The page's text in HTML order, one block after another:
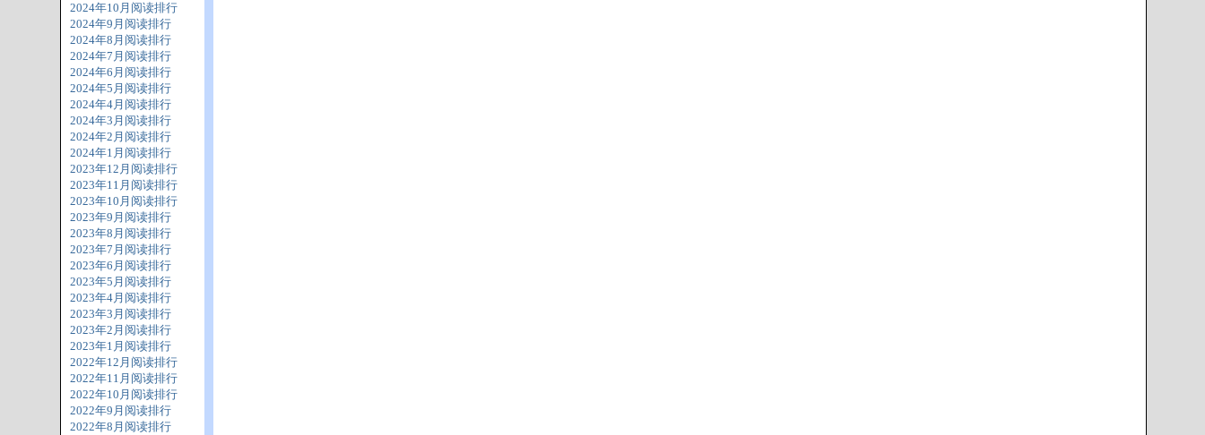
2024年10月阅读排行
2024年9月阅读排行
2024年8月阅读排行
2024年7月阅读排行
2024年6月阅读排行
2024年5月阅读排行
2024年4月阅读排行
2024年3月阅读排行
2024年2月阅读排行
2024年1月阅读排行
2023年12月阅读排行
2023年11月阅读排行
2023年10月阅读排行
2023年9月阅读排行
2023年8月阅读排行
2023年7月阅读排行
2023年6月阅读排行
2023年5月阅读排行
2023年4月阅读排行
2023年3月阅读排行
2023年2月阅读排行
2023年1月阅读排行
2022年12月阅读排行
2022年11月阅读排行
2022年10月阅读排行
2022年9月阅读排行
2022年8月阅读排行